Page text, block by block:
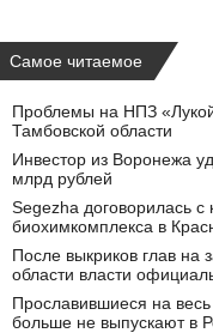
Самое читаемое
Проблемы на НПЗ
Тамбовской области
Инвестор из Воронежа
млрд рублей
Segezha договорилась
биохимкомплекса в
После выкриков глав на
области власти
Прославившиеся на
больше не выпускают в